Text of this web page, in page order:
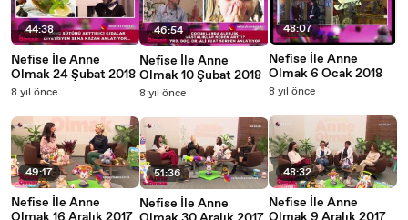
44:38
Nefise İle Anne
Olmak 24 Şubat 2018
8 yıl önce
49:17
Nefise İle Anne
46:54
Nefise İle Anne
Olmak 10 Şubat 2018
8 yıl önce
51:36
Nefise İle Anne
48:07
Nefise İle Anne
Olmak 6 Ocak 2018
8 yıl önce
48:32
Nefise İle Anne